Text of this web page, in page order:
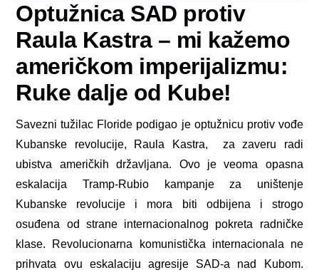
Optužnica SAD protiv
Raula Kastra – mi kažemo
američkom imperijalizmu:
Ruke dalje od Kube!
Savezni tužilac Floride podigao je optužnicu protiv vođe
Kubanske revolucije, Raula Kastra, za zaveru radi
ubistva američkih državljana. Ovo je veoma opasna
eskalacija Tramp-Rubio kampanje za uništenje
Kubanske revolucije i mora biti odbijena i strogo
osuđena od strane internacionalnog pokreta radničke
klase. Revolucionarna komunistička internacionala ne
prihvata ovu eskalaciju agresije SAD-a nad Kubom.